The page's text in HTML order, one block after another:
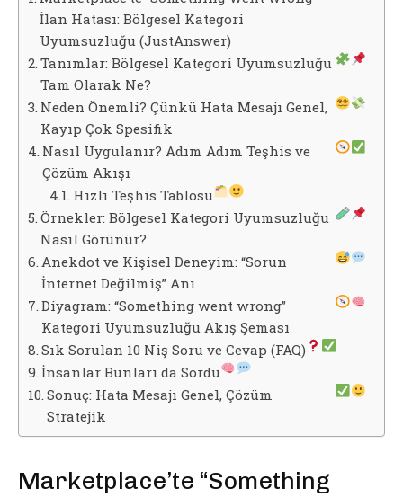
İlan Hatası: Bölgesel Kategori
Uyumsuzluğu (JustAnswer)
Tanımlar: Bölgesel Kategori Uyumsuzluğu
Tam Olarak Ne?
Neden Önemli? Çünkü Hata Mesajı Genel,
Kayıp Çok Spesifik
Nasıl Uygulanır? Adım Adım Teşhis ve
Çözüm Akışı
Hızlı Teşhis Tablosu
Örnekler: Bölgesel Kategori Uyumsuzluğu
Nasıl Görünür?
Anekdot ve Kişisel Deneyim: “Sorun
İnternet Değilmiş” Anı
Diyagram: “Something went wrong”
Kategori Uyumsuzluğu Akış Şeması
Sık Sorulan 10 Niş Soru ve Cevap (FAQ)
İnsanlar Bunları da Sordu
Sonuç: Hata Mesajı Genel, Çözüm
Stratejik
Marketplace’te “Something